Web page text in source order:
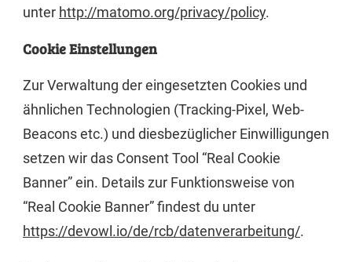
unter http://matomo.org/privacy/policy.
Cookie Einstellungen
Zur Verwaltung der eingesetzten Cookies und
ähnlichen Technologien (Tracking-Pixel, Web-
Beacons etc.) und diesbezüglicher Einwilligungen
setzen wir das Consent Tool “Real Cookie
Banner” ein. Details zur Funktionsweise von
“Real Cookie Banner” findest du unter
https://devowl.io/de/rcb/datenverarbeitung/.